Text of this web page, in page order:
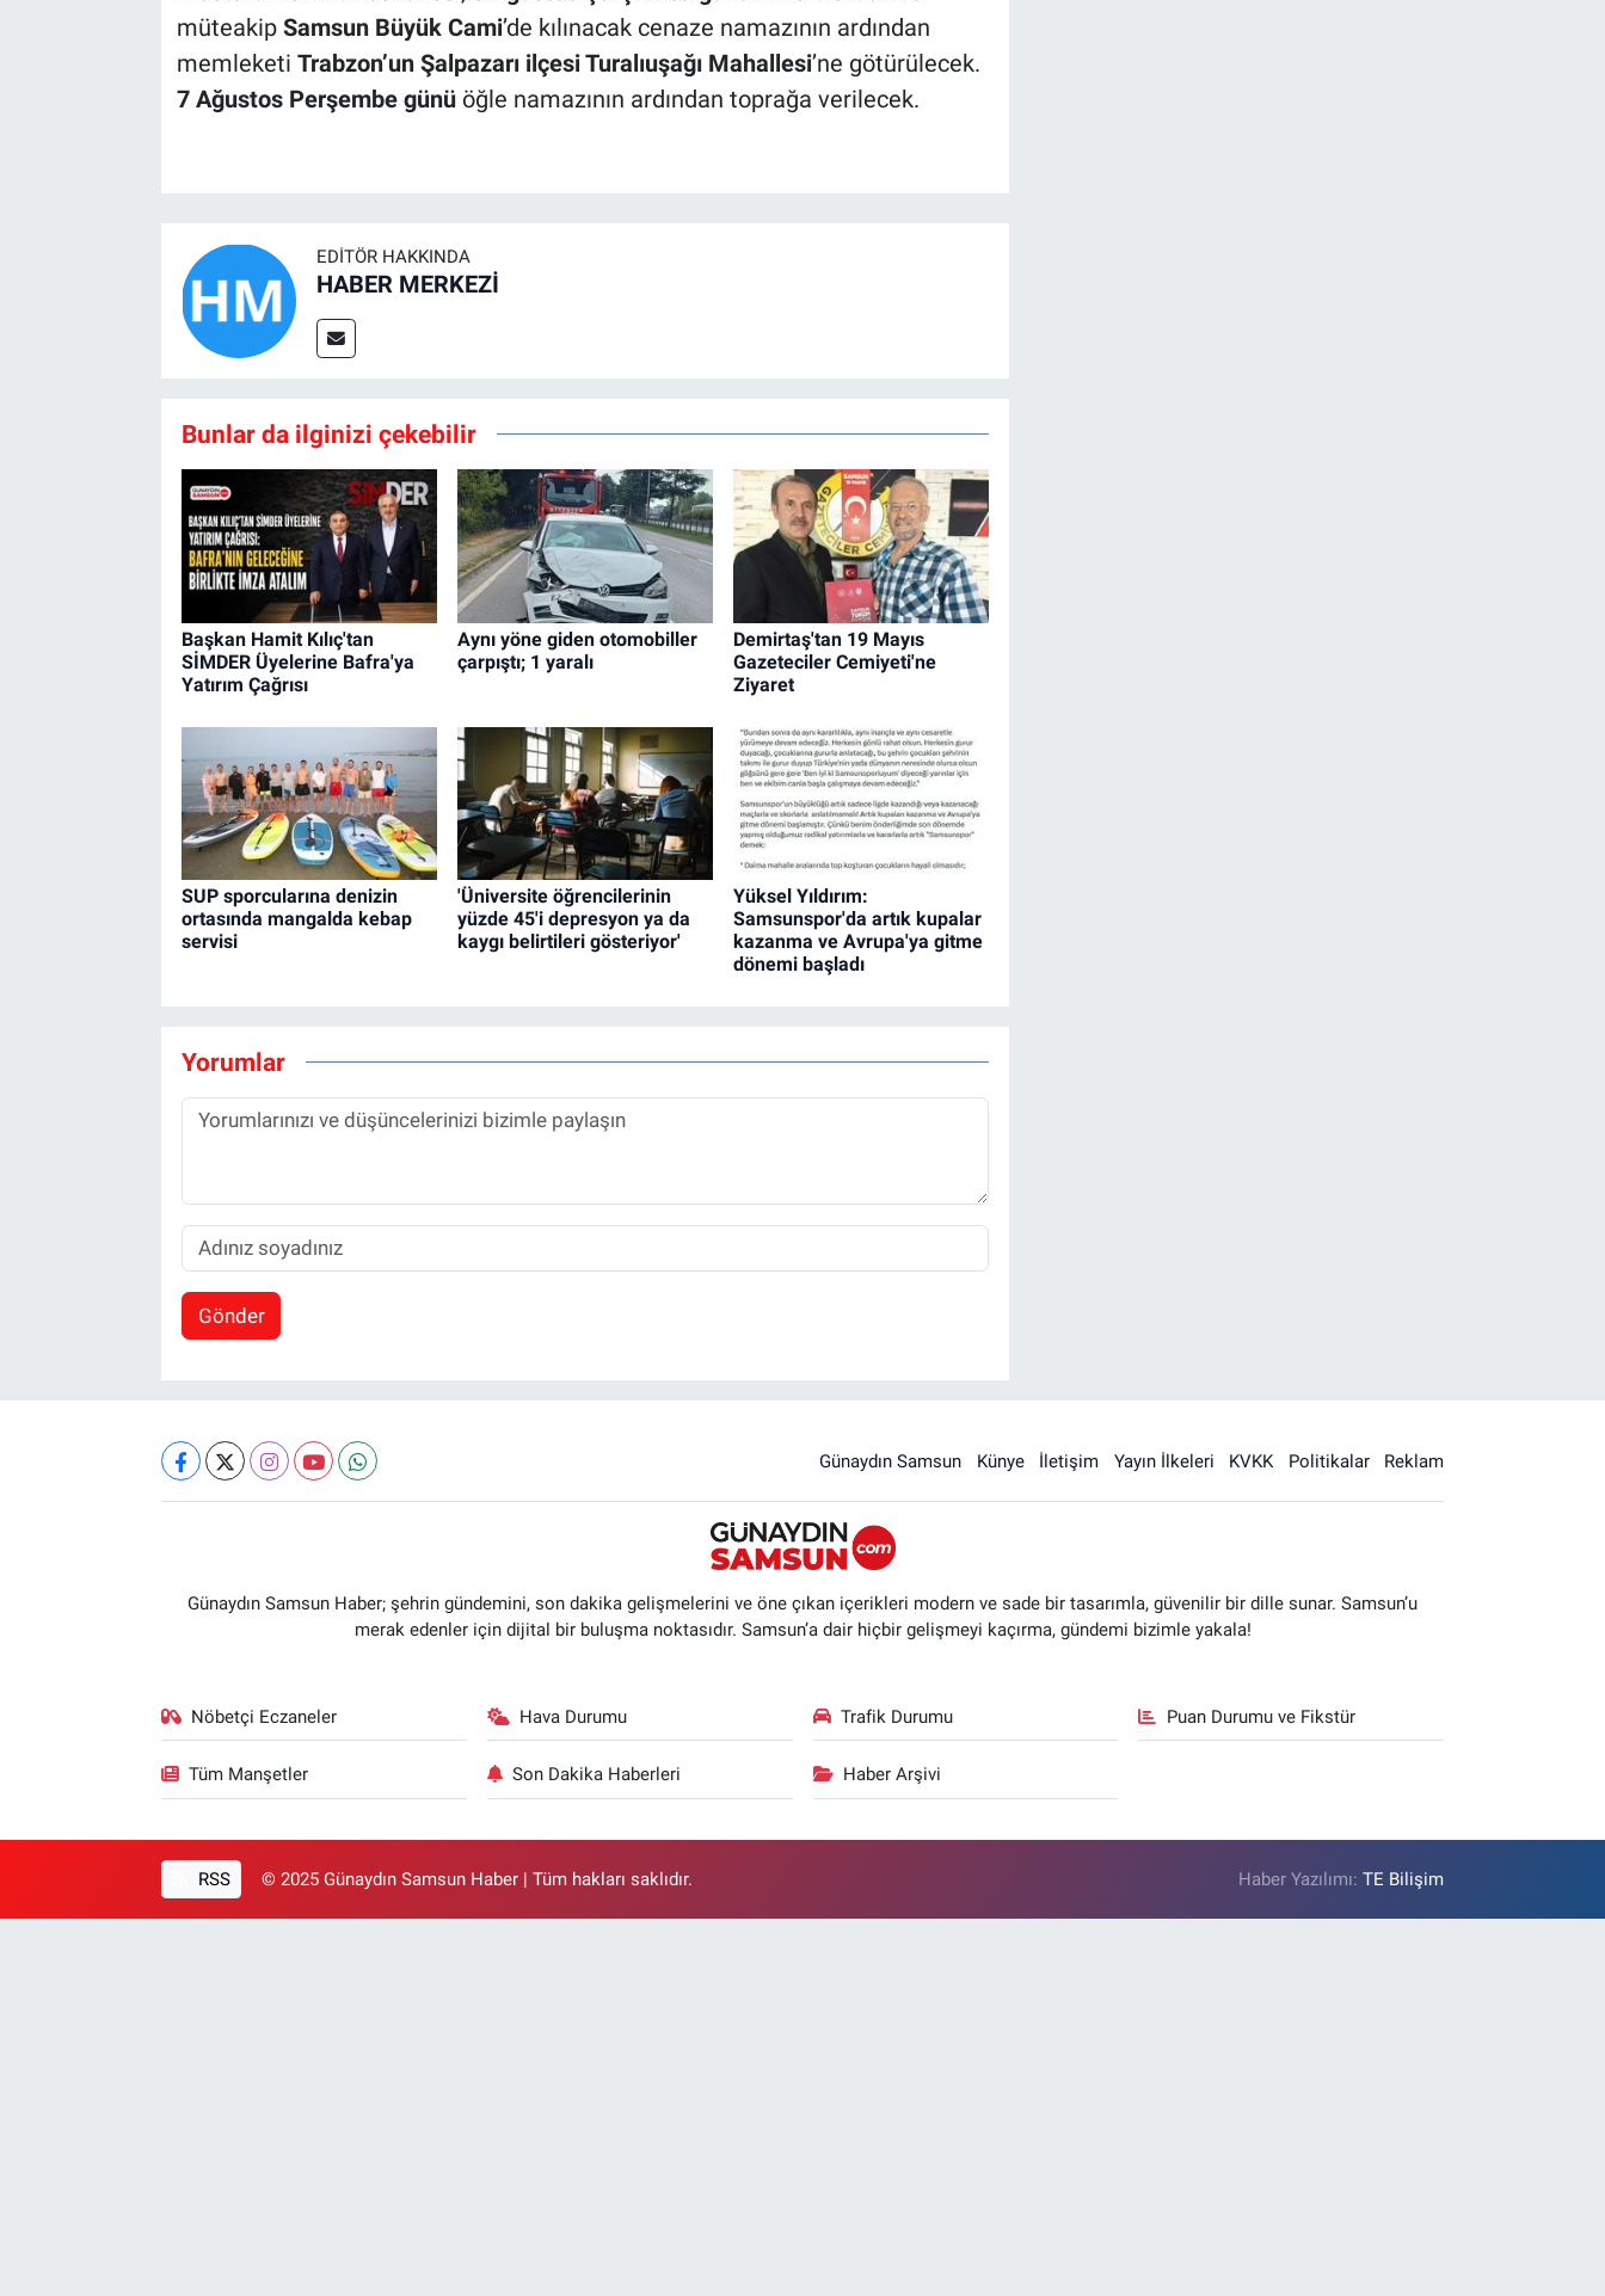
müteakip Samsun Büyük Cami’de kılınacak cenaze namazının ardından
memleketi Trabzon’un Şalpazarı ilçesi Turalıuşağı Mahallesi’ne götürülecek.
7 Ağustos Perşembe günüöğle namazının ardından toprağa verilecek.
EDITÖR HAKKINDA
HABER MERKEZİ
Bunlar da ilginizi çekebilir
Başkan Hamit Kılıç'tan
SİMDER Üyelerine Bafra'ya
Yatırım Çağrısı
Aynı yöne giden otomobiller
çarpıştı; 1 yaralı
Demirtaş'tan 19 Mayıs
Gazeteciler Cemiyeti'ne
Ziyaret
SUP sporcularına denizin
ortasında mangalda kebap
servisi
'Üniversite öğrencilerinin
yüzde 45'i depresyon ya da
kaygı belirtileri gösteriyor'
Yüksel Yıldırım:
Samsunspor'da artık kupalar
kazanma ve Avrupa'ya gitme
dönemi başladı
Yorumlar
Gönder
Günaydın Samsun Künye İletişim Yayın İlkeleri KVKK Politikalar Reklam
Günaydın Samsun Haber; şehrin gündemini, son dakika gelişmelerini ve öne çıkan içerikleri modern ve sade bir tasarımla, güvenilir bir dille sunar. Samsun’u
merak edenler için dijital bir buluşma noktasıdır. Samsun’a dair hiçbir gelişmeyi kaçırma, gündemi bizimle yakala!
Nöbetçi Eczaneler Hava Durumu Trafik Durumu Puan Durumu ve Fikstür
Tüm Manşetler Son Dakika Haberleri Haber Arşivi
RSS © 2025 Günaydın Samsun Haber | Tüm hakları saklıdır. Haber Yazılımı:TE Bilişim